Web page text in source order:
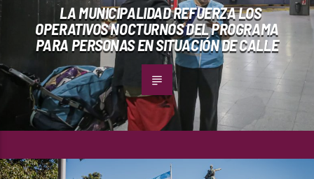
LA MUNICIPALIDAD REFUERZA LOS
OPERATIVOS NOCTURNOS DEL PROGRAMA
PARA PERSONAS EN SITUACIÓN DE CALLE